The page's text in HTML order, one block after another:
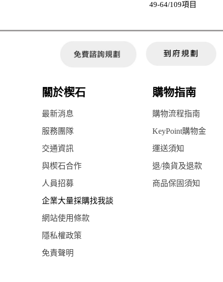
49-64/109項目
關於楔石 購物指南
最新消息 購物流程指南
服務團隊 KeyPoint購物金
交通資訊 運送須知
與楔石合作 退/換貨及退款
人員招募 商品保固須知
企業大量採購找我談
網站使用條款
隱私權政策
免責聲明